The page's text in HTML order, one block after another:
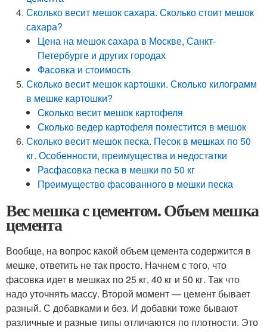
Сколько весит мешок сахара. Сколько стоит мешок
сахара?
Цена на мешок сахара в Москве, Санкт-
Петербурге и других городах
Фасовка и стоимость
Сколько весит мешок картошки. Сколько килограмм
в мешке картошки?
Сколько весит мешок картофеля
Сколько ведер картофеля поместится в мешок
Сколько весит мешок песка. Песок в мешках по 50
кг. Особенности, преимущества и недостатки
Расфасовка песка в мешки по 50 кг
Преимущество фасованного в мешки песка
Вес мешка с цементом. Объем мешка
цемента
Вообще, на вопрос какой объем цемента содержится в
мешке, ответить не так просто. Начнем с того, что
фасовка идет в мешках по 25 кг, 40 кг и 50 кг. Так что
надо уточнять массу. Второй момент — цемент бывает
разный. С добавками и без. И добавки тоже бывают
различные и разные типы отличаются по плотности. Это